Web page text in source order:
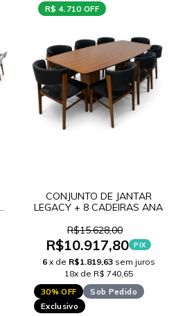
R$ 4.710 OFF
CONJUNTO DE JANTAR
LEGACY + 8 CADEIRAS ANA
R$15.628,00
R$10.917,80 PIX
6 x de R$1.819,63 sem juros
18x de R$ 740,65
30% OFF
Sob Pedido
Exclusivo